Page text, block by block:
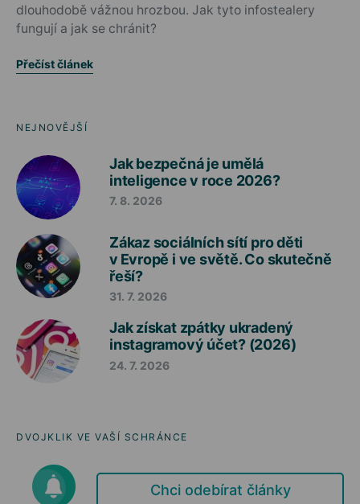
dlouhodobě vážnou hrozbou. Jak tyto infostealery
fungují a jak se chránit?
Přečíst článek
NEJNOVĚJŠÍ
Jak bezpečná je umělá
inteligence v roce 2026?
7. 8. 2026
Zákaz sociálních sítí pro děti
v Evropě i ve světě. Co skutečně
řeší?
31. 7. 2026
Jak získat zpátky ukradený
instagramový účet? (2026)
24. 7. 2026
DVOJKLIK VE VAŠÍ SCHRÁNCE
Chci odebírat články